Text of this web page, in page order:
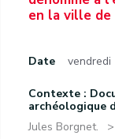
en la ville de
Date vendredi
Contexte :
archéologique
Jules Borgnet.